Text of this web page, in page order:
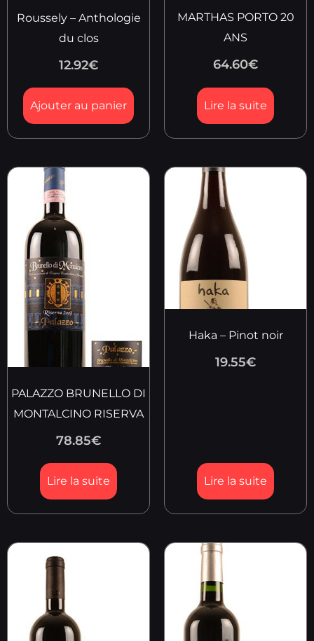
Roussely – Anthologie
du clos
12.92€
Ajouter au panier
MARTHAS PORTO 20
ANS
64.60€
Lire la suite
PALAZZO BRUNELLO DI
MONTALCINO RISERVA
78.85€
Lire la suite
Haka – Pinot noir
19.55€
Lire la suite